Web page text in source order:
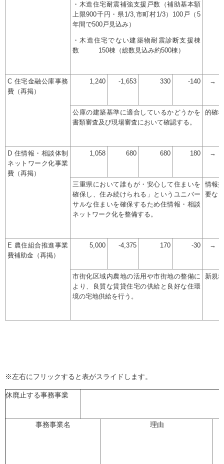
・木造住宅耐震補強支援戸数（補助基本額
上限900千円・県1/3,市町村1/3）100戸（5
年間で500戸見込み）
・木造住宅でない建築物耐震診断支援棟
数 150棟（総数見込み約500棟）
C 住宅金融公庫事務
費（再掲）
1,240 -1,653 330 -140 →
公庫の建築基準に適合しているかどうかを
書類審査及び現場審査において確認する。
的確
D 住情報・相談体制
ネットワーク化事業
費（再掲）
1,058 680 680 180 →
三重県において誰もが・安心して住まいを
確保し、住み続けられる」というユニバー
サルな住まいを確保するため住情報・相談
ネットワーク化を整備する。
情報
要な
E 農住組合推進事業
費補助金（再掲）
5,000 -4,375 170 -30 →
市街化区域内農地の活用や市街地の整備に
より、良質な賃貸住宅の供給と良好な住環
境の宅地供給を行う。
新規
※左右にフリックすると表がスライドします。
休廃止する事務事業
事務事業名 理由